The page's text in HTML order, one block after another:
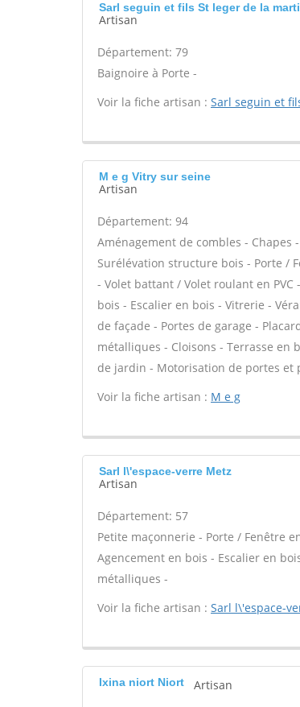
Sarl seguin et fils St leger de la
Artisan
Département: 79
Baignoire à Porte -
Voir la fiche artisan : Sarl seguin et
M e g Vitry sur seine
Artisan
Département: 94
Aménagement de combles -
Surélévation structure bois - Porte /
- Volet battant / Volet roulant en
bois - Escalier en bois - Vitrerie -
de façade - Portes de garage -
métalliques - Cloisons - Terrasse en
de jardin - Motorisation de portes et
Voir la fiche artisan : M e g
Sarl l\'espace-verre Metz
Artisan
Département: 57
Petite maçonnerie - Porte / Fenêtre
Agencement en bois - Escalier en
métalliques -
Voir la fiche artisan : Sarl l\'espace-
Ixina niort Niort Artisan